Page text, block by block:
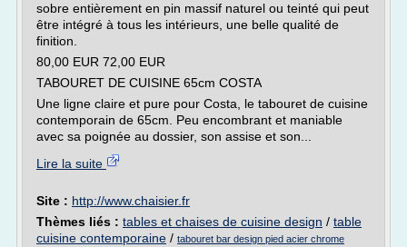
sobre entièrement en pin massif naturel ou teinté qui peut
être intégré à tous les intérieurs, une belle qualité de
finition.
80,00 EUR 72,00 EUR
TABOURET DE CUISINE 65cm COSTA
Une ligne claire et pure pour Costa, le tabouret de cuisine
contemporain de 65cm. Peu encombrant et maniable
avec sa poignée au dossier, son assise et son...
Lire la suite
Site : http://www.chaisier.fr
Thèmes liés : tables et chaises de cuisine design / table
cuisine contemporaine / tabouret bar design pied acier chrome